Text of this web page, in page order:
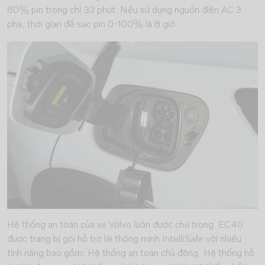
80% pin trong chỉ 33 phút. Nếu sử dụng nguồn điện AC 3
pha, thời gian để sạc pin 0-100% là 8 giờ.
Hệ thống an toàn của xe Volvo luôn được chú trọng. EC40
được trang bị gói hỗ trợ lái thông minh IntelliSafe với nhiều
tính năng bao gồm: Hệ thống an toàn chủ động, Hệ thống hỗ